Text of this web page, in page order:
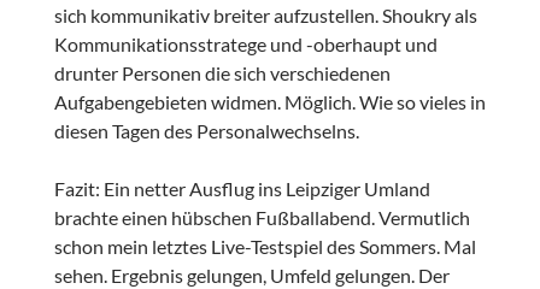
sich kommunikativ breiter aufzustellen. Shoukry als
Kommunikationsstratege und -oberhaupt und
drunter Personen die sich verschiedenen
Aufgabengebieten widmen. Möglich. Wie so vieles in
diesen Tagen des Personalwechselns.
Fazit: Ein netter Ausflug ins Leipziger Umland
brachte einen hübschen Fußballabend. Vermutlich
schon mein letztes Live-Testspiel des Sommers. Mal
sehen. Ergebnis gelungen, Umfeld gelungen. Der